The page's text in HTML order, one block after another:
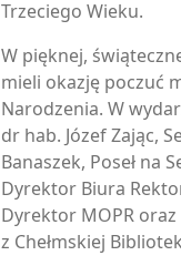
Trzeciego Wieku.
W pięknej,
mieli okazję poczuć
Narodzenia. W
dr hab. Józef Zając,
Banaszek, Poseł na
Dyrektor Biura
Dyrektor MOPR
z Chełmskiej